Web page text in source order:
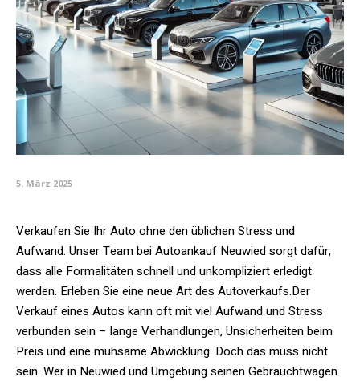
5. März 2025
Verkaufen Sie Ihr Auto ohne den üblichen Stress und
Aufwand. Unser Team bei Autoankauf Neuwied sorgt dafür,
dass alle Formalitäten schnell und unkompliziert erledigt
werden. Erleben Sie eine neue Art des Autoverkaufs.Der
Verkauf eines Autos kann oft mit viel Aufwand und Stress
verbunden sein – lange Verhandlungen, Unsicherheiten beim
Preis und eine mühsame Abwicklung. Doch das muss nicht
sein. Wer in Neuwied und Umgebung seinen Gebrauchtwagen